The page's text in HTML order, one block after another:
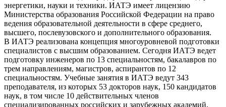
энергетики, науки и техники. ИАТЭ имеет лицензию
Министерства образования Российской Федерации на право
ведения образовательной деятельности в сфере среднего,
высшего, послевузовского и дополнительного образования.
В ИАТЭ реализована концепция многоуровневой подготовки
специалистов с высшим образованием. Сегодня ИАТЭ ведет
подготовку инженеров по 13 специальностям, бакалавров по
трем направлениям, магистров, аспирантов по 12
специальностям. Учебные занятия в ИАТЭ ведут 343
преподавателя, из которых 53 докторов наук, 150 кандидатов
наук, в том числе 10 действительных членов
специализированных российских и зарубежных академий.